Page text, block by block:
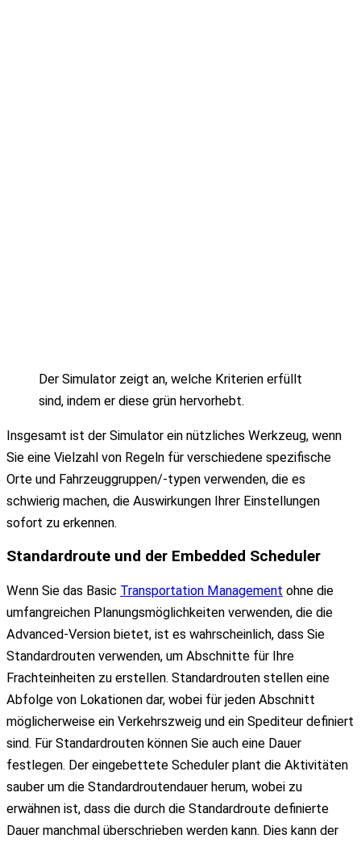
Der Simulator zeigt an, welche Kriterien erfüllt
sind, indem er diese grün hervorhebt.
Insgesamt ist der Simulator ein nützliches Werkzeug, wenn
Sie eine Vielzahl von Regeln für verschiedene spezifische
Orte und Fahrzeuggruppen/-typen verwenden, die es
schwierig machen, die Auswirkungen Ihrer Einstellungen
sofort zu erkennen.
Standardroute und der Embedded Scheduler
Wenn Sie das Basic Transportation Management ohne die
umfangreichen Planungsmöglichkeiten verwenden, die die
Advanced-Version bietet, ist es wahrscheinlich, dass Sie
Standardrouten verwenden, um Abschnitte für Ihre
Frachteinheiten zu erstellen. Standardrouten stellen eine
Abfolge von Lokationen dar, wobei für jeden Abschnitt
möglicherweise ein Verkehrszweig und ein Spediteur definiert
sind. Für Standardrouten können Sie auch eine Dauer
festlegen. Der eingebettete Scheduler plant die Aktivitäten
sauber um die Standardroutendauer herum, wobei zu
erwähnen ist, dass die durch die Standardroute definierte
Dauer manchmal überschrieben werden kann. Dies kann der